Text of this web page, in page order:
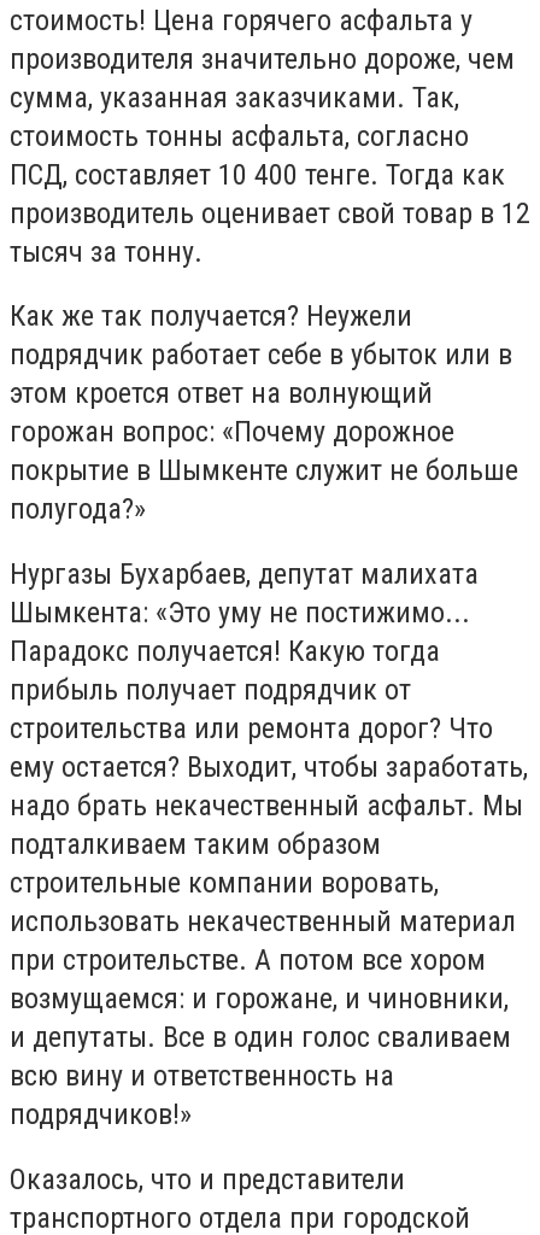
стоимость! Цена горячего асфальта у
производителя значительно дороже, чем
сумма, указанная заказчиками. Так,
стоимость тонны асфальта, согласно
ПСД, составляет 10 400 тенге. Тогда как
производитель оценивает свой товар в 12
тысяч за тонну.
Как же так получается? Неужели
подрядчик работает себе в убыток или в
этом кроется ответ на волнующий
горожан вопрос: «Почему дорожное
покрытие в Шымкенте служит не больше
полугода?»
Нургазы Бухарбаев, депутат малихата
Шымкента: «Это уму не постижимо...
Парадокс получается! Какую тогда
прибыль получает подрядчик от
строительства или ремонта дорог? Что
ему остается? Выходит, чтобы заработать,
надо брать некачественный асфальт. Мы
подталкиваем таким образом
строительные компании воровать,
использовать некачественный материал
при строительстве. А потом все хором
возмущаемся: и горожане, и чиновники,
и депутаты. Все в один голос сваливаем
всю вину и ответственность на
подрядчиков!»
Оказалось, что и представители
транспортного отдела при городской